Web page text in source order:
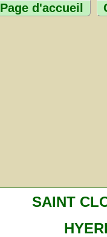
Page d'accueil
SAINT